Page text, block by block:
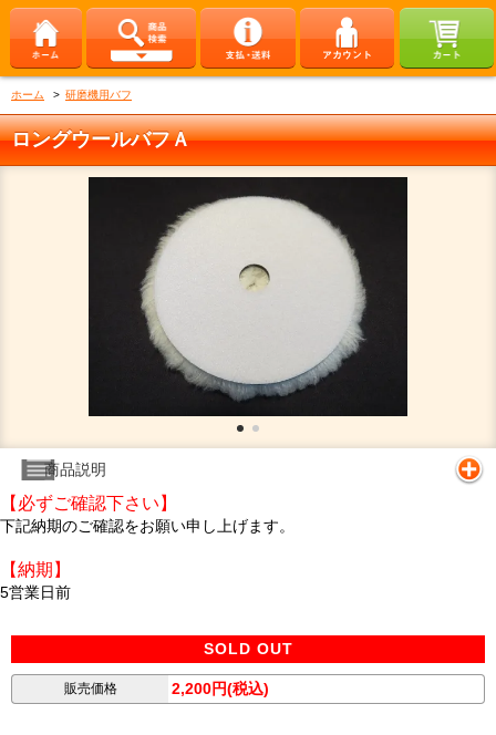
ホーム > 研磨機用バフ
ロングウールバフＡ
商品説明
【必ずご確認下さい】
下記納期のご確認をお願い申し上げます。
【納期】
5営業日前
SOLD OUT
販売価格 2,200円(税込)